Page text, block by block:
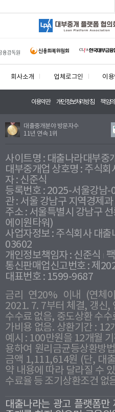
회사소개 업체로그인 이용
이용약관 개인정보처리방침 책임
대출중개분야 방문자수
11년 연속 1위
사이트명 : 대출나라대부중
대부중개업 상호명 : 주식
자 : 신준식
등록번호 : 2025-서울강남
관 : 서울 강남구 지역경제
주소 : 서울특별시 강남구
에이원타워)
사업자정보 : 주식회사 대
03602
개인정보책임자 : 신준식
통신판매업신고번호 : 제
대표번호 : 1599-9687
금리 연20% 이내 (연체
2021. 7. 7부터 체결, 갱신,
수수료 없음, 중도상환 수
가비용 없음. 상환기간 :
예시 : 100만원을 12개월
용하여 원리금균등상환방
금액 1,111,614원 (단, 대
약 내용에 따라 달라질 수
수료율 등 조기상환조건 없
대출나라는 광고 플랫폼